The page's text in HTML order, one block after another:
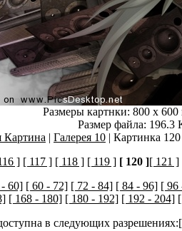
Размеры картнки: 800 x 600
Размер файла: 196.3
| Галерея 10 | Картинка
] [ 117 ] [ 118 ] [ 119 ] [ 120 ][ 121 ]
60] [ 60 - 72] [ 72 - 84] [ 84 - 96] [ 96
[ 168 - 180] [ 180 - 192] [ 192 - 204]
в следующих разрешениях: